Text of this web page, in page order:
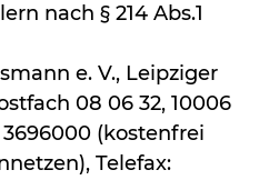
nach § 214 Abs.1
e. V., Leipziger
08 06 32, 10006
(kostenfrei
Telefax: